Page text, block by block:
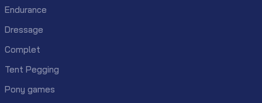
Endurance
Dressage
Complet
Tent Pegging
Pony games